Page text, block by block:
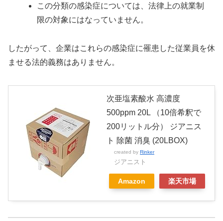
この分類の感染症については、法律上の就業制
限の対象にはなっていません。
したがって、企業はこれらの感染症に罹患した従業員を休
ませる法的義務はありません。
次亜塩素酸水 高濃度
500ppm 20L （10倍希釈で
200リットル分） ジアニス
ト 除菌 消臭 (20LBOX)
created by Rinker
ジアニスト
Amazon 楽天市場